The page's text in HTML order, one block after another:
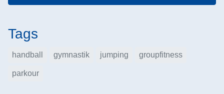
Tags
handball gymnastik jumping groupfitness
parkour